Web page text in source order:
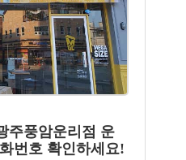
주풍암운리점 운
번호 확인하세요!